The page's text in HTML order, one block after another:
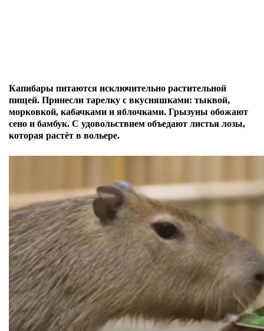
Капибары питаются исключительно растительной
пищей. Принесли тарелку с вкусняшками: тыквой,
морковкой, кабачками и яблочками. Грызуны обожают
сено и бамбук. С удовольствием объедают листья лозы,
которая растёт в вольере.